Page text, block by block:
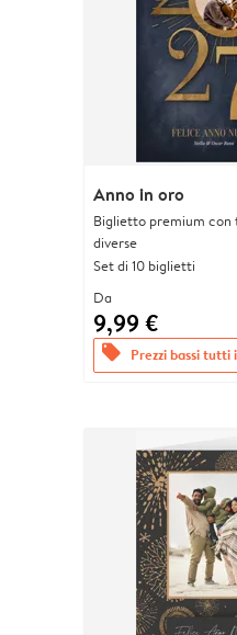
Anno in oro
Biglietto premium
diverse
Set di 10 biglietti
Da
9,99 €
offers Prezzi bassi tutti